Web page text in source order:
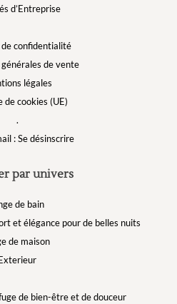
d’Entreprise
confidentialité
de vente
légales
de cookies (UE)
.
: Se désinscrire
par univers
de bain
et élégance pour de belles nuits
de maison
de bien-être et de douceur